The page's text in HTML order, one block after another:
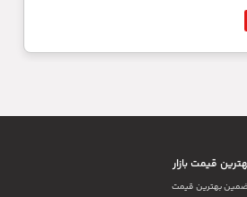
قیمت بازار
بهترین قیمت